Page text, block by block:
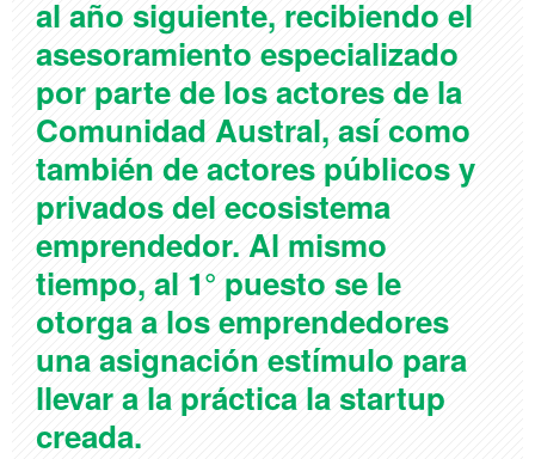
al año siguiente, recibiendo el
asesoramiento especializado
por parte de los actores de la
Comunidad Austral, así como
también de actores públicos y
privados del ecosistema
emprendedor. Al mismo
tiempo, al 1° puesto se le
otorga a los emprendedores
una asignación estímulo para
llevar a la práctica la startup
creada.